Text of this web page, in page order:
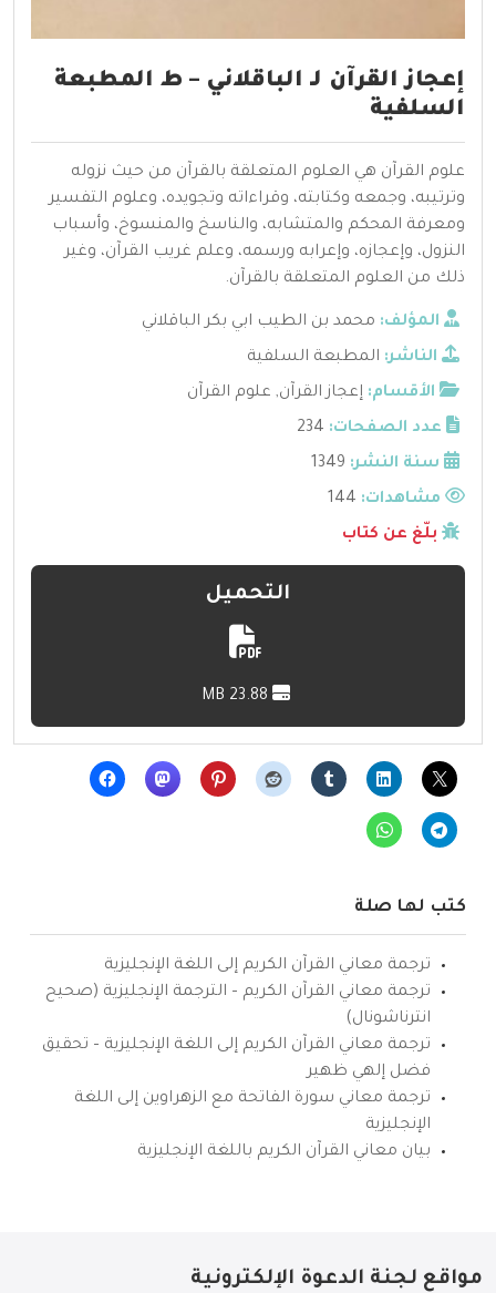
إعجاز القرآن لـ الباقلاني – ط المطبعة
السلفية
علوم القرآن هي العلوم المتعلقة بالقرآن من حيث نزوله
وترتيبه، وجمعه وكتابته، وقراءاته وتجويده، وعلوم التفسير
ومعرفة المحكم والمتشابه، والناسخ والمنسوخ، وأسباب
النزول، وإعجازه، وإعرابه ورسمه، وعلم غريب القرآن، وغير
ذلك من العلوم المتعلقة بالقرآن.
المؤلف: محمد بن الطيب ابي بكر الباقلاني
الناشر: المطبعة السلفية
الأقسام: إعجاز القرآن, علوم القرآن
عدد الصفحات: 234
سنة النشر: 1349
مشاهدات:
بلّغ عن كتاب
التحميل
كتب لها صلة
ترجمة معاني القرآن الكريم إلى اللغة الإنجليزية
ترجمة معاني القرآن الكريم – الترجمة الإنجليزية (صحيح
انترناشونال)
ترجمة معاني القرآن الكريم إلى اللغة الإنجليزية – تحقيق
فضل إلهي ظهير
ترجمة معاني سورة الفاتحة مع الزهراوين إلى اللغة
الإنجليزية
بيان معاني القرآن الكريم باللغة الإنجليزية
مواقع لجنة الدعوة الإلكترونية